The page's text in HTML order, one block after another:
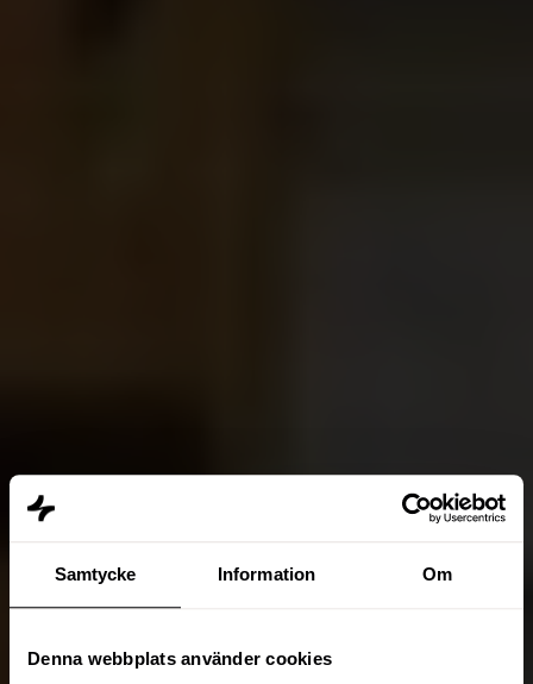
Samtycke Information Om
Denna webbplats använder cookies